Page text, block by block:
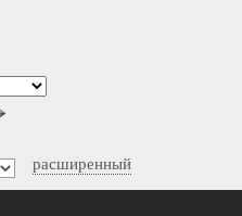
расширенный